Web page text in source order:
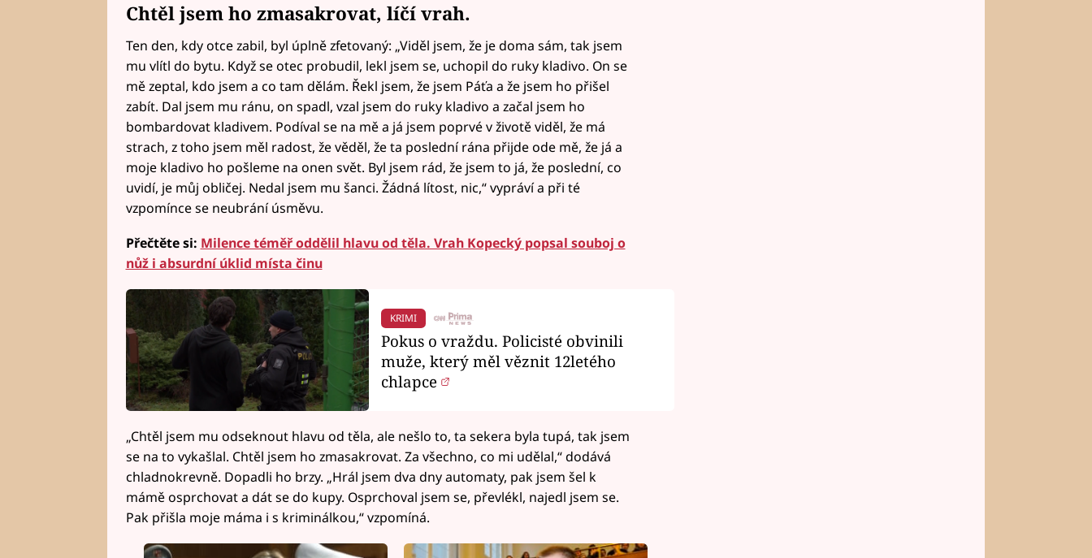
Chtěl jsem ho zmasakrovat, líčí vrah.
Ten den, kdy otce zabil, byl úplně zfetovaný: „Viděl jsem, že je doma sám, tak jsem
mu vlítl do bytu. Když se otec probudil, lekl jsem se, uchopil do ruky kladivo. On se
mě zeptal, kdo jsem a co tam dělám. Řekl jsem, že jsem Páťa a že jsem ho přišel
zabít. Dal jsem mu ránu, on spadl, vzal jsem do ruky kladivo a začal jsem ho
bombardovat kladivem. Podíval se na mě a já jsem poprvé v životě viděl, že má
strach, z toho jsem měl radost, že věděl, že ta poslední rána přijde ode mě, že já a
moje kladivo ho pošleme na onen svět. Byl jsem rád, že jsem to já, že poslední, co
uvidí, je můj obličej. Nedal jsem mu šanci. Žádná lítost, nic,“ vypráví a při té
vzpomínce se neubrání úsměvu.
Přečtěte si: Milence téměř oddělil hlavu od těla. Vrah Kopecký popsal souboj o
nůž i absurdní úklid místa činu
KRIMI
Pokus o vraždu. Policisté obvinili
muže, který měl věznit 12letého
chlapce
„Chtěl jsem mu odseknout hlavu od těla, ale nešlo to, ta sekera byla tupá, tak jsem
se na to vykašlal. Chtěl jsem ho zmasakrovat. Za všechno, co mi udělal,“ dodává
chladnokrevně. Dopadli ho brzy. „Hrál jsem dva dny automaty, pak jsem šel k
mámě osprchovat a dát se do kupy. Osprchoval jsem se, převlékl, najedl jsem se.
Pak přišla moje máma i s kriminálkou,“ vzpomíná.